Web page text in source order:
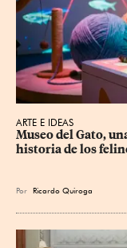
ARTE E IDEAS
Museo del Gato,
historia de los
Por Ricardo Quiroga